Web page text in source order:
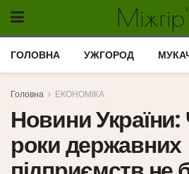
ГОЛОВНА УЖГОРОД
Головна ЕКОНОМІКА
Новини України:
роки державних